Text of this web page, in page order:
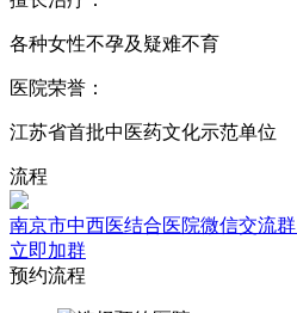
各种女性不孕及疑难不育
医院荣誉：
江苏省首批中医药文化示范单位
流程
南京市中西医结合医院微信交流群
立即加群
预约流程